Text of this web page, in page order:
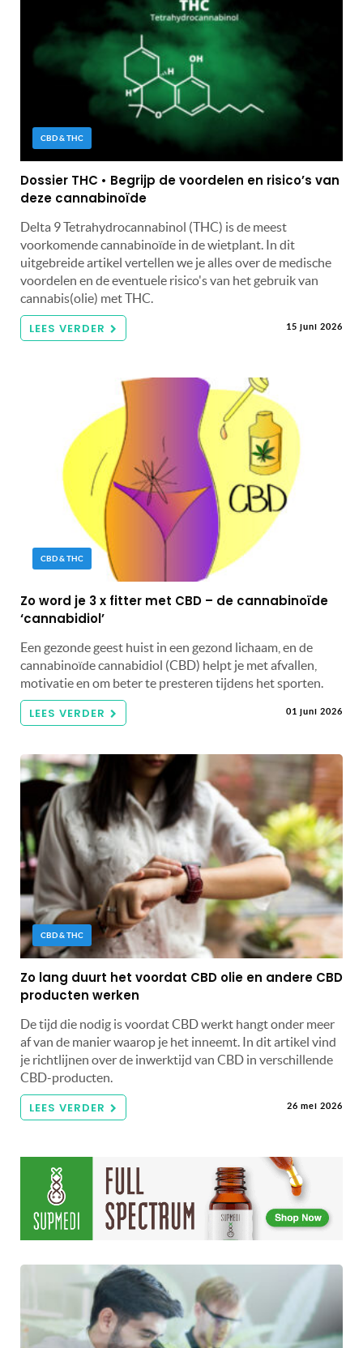
CBD & THC
Dossier THC • Begrijp de voordelen en risico’s van
deze cannabinoïde
Delta 9 Tetrahydrocannabinol (THC) is de meest
voorkomende cannabinoïde in de wietplant. In dit
uitgebreide artikel vertellen we je alles over de medische
voordelen en de eventuele risico's van het gebruik van
cannabis(olie) met THC.
LEES VERDER 15 juni 2026
CBD & THC
Zo word je 3 x fitter met CBD – de cannabinoïde
‘cannabidiol’
Een gezonde geest huist in een gezond lichaam, en de
cannabinoïde cannabidiol (CBD) helpt je met afvallen,
motivatie en om beter te presteren tijdens het sporten.
LEES VERDER 01 juni 2026
CBD & THC
Zo lang duurt het voordat CBD olie en andere CBD
producten werken
De tijd die nodig is voordat CBD werkt hangt onder meer
af van de manier waarop je het inneemt. In dit artikel vind
je richtlijnen over de inwerktijd van CBD in verschillende
CBD-producten.
LEES VERDER 26 mei 2026